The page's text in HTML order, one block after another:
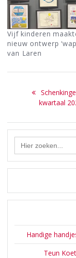
Vijf kinderen
nieuw ontwerp
van Laren
navigatie
Previous
post:
kwartaal
Handige
Teun